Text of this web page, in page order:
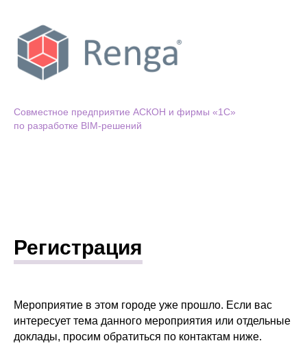
Cовместное предприятие АСКОН и фирмы «1С»
по разработке BIM-решений
Регистрация
Мероприятие в этом городе уже прошло. Если вас
интересует тема данного мероприятия или отдельные
доклады, просим обратиться по контактам ниже.